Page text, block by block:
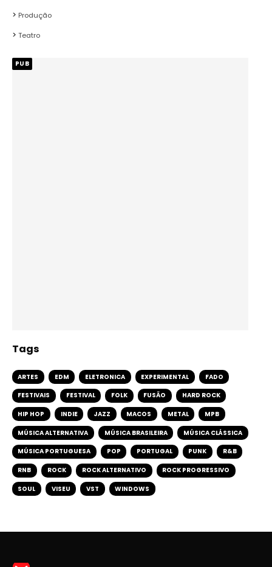
Produção
Teatro
PUB
Tags
ARTES EDM ELETRONICA EXPERIMENTAL FADO
FESTIVAIS FESTIVAL FOLK FUSÃO HARD ROCK
HIP HOP INDIE JAZZ MACOS METAL MPB
MÚSICA ALTERNATIVA MÚSICA BRASILEIRA MÚSICA CLÁSSICA
MÚSICA PORTUGUESA POP PORTUGAL PUNK R&B
RNB ROCK ROCK ALTERNATIVO ROCK PROGRESSIVO
SOUL VISEU VST WINDOWS